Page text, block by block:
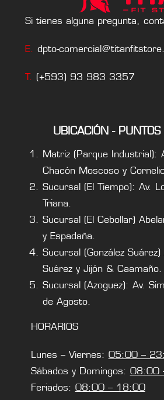
Si tienes alguna pregunta,
E. dpto-
T. (+593) 93 983 3357
UBICACIÓN - PUNTOS
Matriz (Parque Industrial):
Chacón Moscoso y
Sucursal (El Tiempo): Av.
Triana.
Sucursal (El Cebollar)
y Espadaña.
Sucursal (González Suárez)
Suárez y Jijón & Caamaño.
Sucursal (Azoguez): Av.
de Agosto.
HORARIOS
Lunes – Viernes: 05:00 –
Sábados y Domingos: 08:00
Feriados: 08:00 – 18:00